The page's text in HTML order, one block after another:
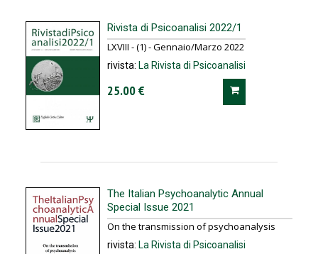
Rivista di Psicoanalisi 2022/1
LXVIII - (1) - Gennaio/Marzo 2022
rivista: La Rivista di Psicoanalisi
25.00 €
The Italian Psychoanalytic Annual
Special Issue 2021
On the transmission of psychoanalysis
rivista: La Rivista di Psicoanalisi